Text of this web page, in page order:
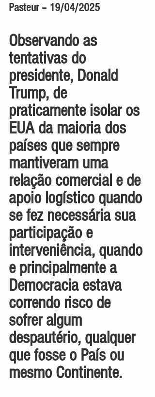
Pasteur – 19/04/2025
Observando as
tentativas do
presidente, Donald
Trump, de
praticamente isolar os
EUA da maioria dos
países que sempre
mantiveram uma
relação comercial e de
apoio logístico quando
se fez necessária sua
participação e
interveniência, quando
e principalmente a
Democracia estava
correndo risco de
sofrer algum
despautério, qualquer
que fosse o País ou
mesmo Continente.